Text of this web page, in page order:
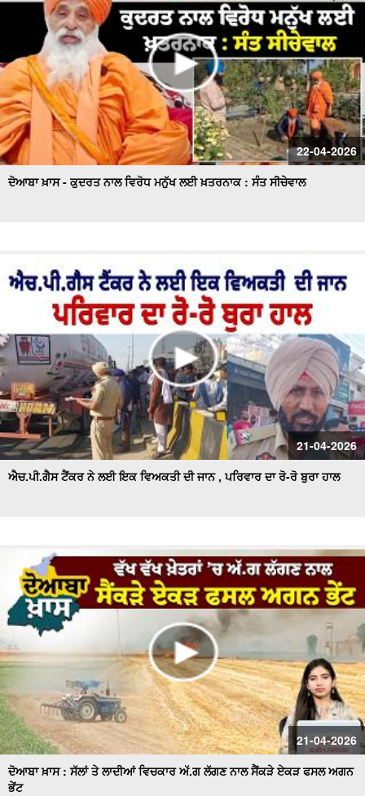
22-04-2026
ਦੋਆਬਾ ਖ਼ਾਸ - ਕੁਦਰਤ ਨਾਲ ਵਿਰੋਧ ਮਨੁੱਖ ਲਈ ਖ਼ਤਰਨਾਕ : ਸੰਤ ਸੀਚੇਵਾਲ
21-04-2026
ਐਚ.ਪੀ.ਗੈਸ ਟੈਂਕਰ ਨੇ ਲਈ ਇਕ ਵਿਅਕਤੀ ਦੀ ਜਾਨ , ਪਰਿਵਾਰ ਦਾ ਰੋ-ਰੋ ਬੁਰਾ ਹਾਲ
21-04-2026
ਦੋਆਬਾ ਖ਼ਾਸ : ਸੱਲਾਂ ਤੇ ਲਾਦੀਆਂ ਵਿਚਕਾਰ ਅੱ.ਗ ਲੱਗਣ ਨਾਲ ਸੈਂਕੜੇ ਏਕੜ ਫਸਲ ਅਗਨ
ਭੇਂਟ